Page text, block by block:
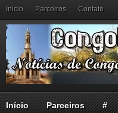
Inicio Parceiros Contato
Início Parceiros #